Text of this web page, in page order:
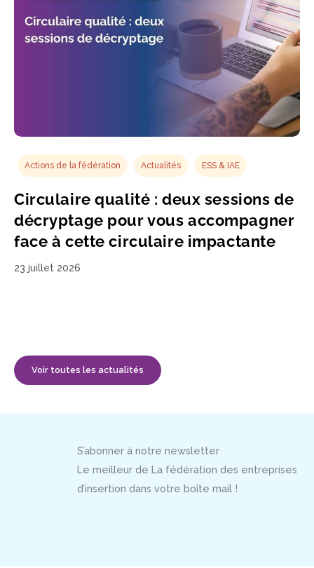
Actions de la fédération Actualités ESS & IAE
Circulaire qualité : deux sessions de
décryptage pour vous accompagner
face à cette circulaire impactante
23 juillet 2026
Voir toutes les actualités
S’abonner à notre newsletter
Le meilleur de La fédération des entreprises
d’insertion dans votre boîte mail !